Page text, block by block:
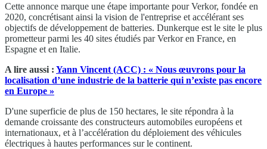
Cette annonce marque une étape importante pour Verkor, fondée en
2020, concrétisant ainsi la vision de l'entreprise et accélérant ses
objectifs de développement de batteries. Dunkerque est le site le plus
prometteur parmi les 40 sites étudiés par Verkor en France, en
Espagne et en Italie.
A lire aussi : Yann Vincent (ACC) : « Nous œuvrons pour la
localisation d’une industrie de la batterie qui n’existe pas encore
en Europe »
D'une superficie de plus de 150 hectares, le site répondra à la
demande croissante des constructeurs automobiles européens et
internationaux, et à l’accélération du déploiement des véhicules
électriques à hautes performances sur le continent.